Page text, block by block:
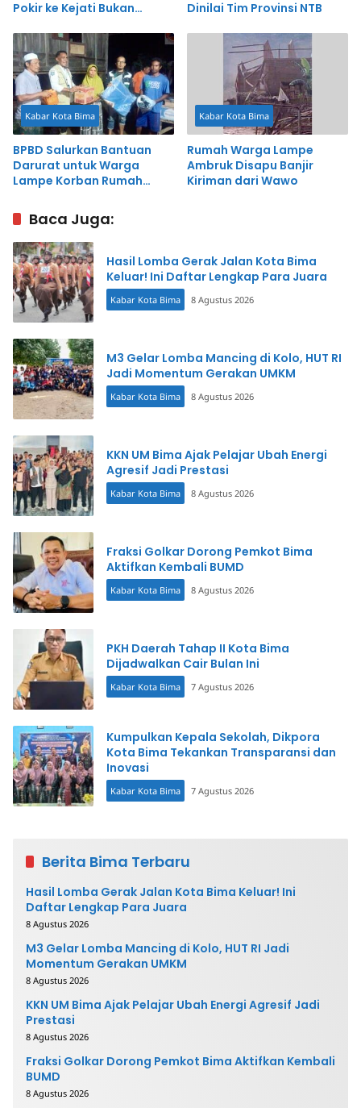
Pokir ke Kejati Bukan
Dinilai Tim Provinsi NTB
Kabar Kota Bima
BPBD Salurkan Bantuan
Darurat untuk Warga
Lampe Korban Rumah
Kabar Kota Bima
Rumah Warga Lampe
Ambruk Disapu Banjir
Kiriman dari Wawo
Baca Juga:
Hasil Lomba Gerak Jalan Kota Bima
Keluar! Ini Daftar Lengkap Para Juara
Kabar Kota Bima 8 Agustus 2026
M3 Gelar Lomba Mancing di Kolo, HUT RI
Jadi Momentum Gerakan UMKM
Kabar Kota Bima 8 Agustus 2026
KKN UM Bima Ajak Pelajar Ubah Energi
Agresif Jadi Prestasi
Kabar Kota Bima 8 Agustus 2026
Fraksi Golkar Dorong Pemkot Bima
Aktifkan Kembali BUMD
Kabar Kota Bima 8 Agustus 2026
PKH Daerah Tahap II Kota Bima
Dijadwalkan Cair Bulan Ini
Kabar Kota Bima 7 Agustus 2026
Kumpulkan Kepala Sekolah, Dikpora
Kota Bima Tekankan Transparansi dan
Inovasi
Kabar Kota Bima 7 Agustus 2026
Berita Bima Terbaru
Hasil Lomba Gerak Jalan Kota Bima Keluar! Ini
Daftar Lengkap Para Juara
8 Agustus 2026
M3 Gelar Lomba Mancing di Kolo, HUT RI Jadi
Momentum Gerakan UMKM
8 Agustus 2026
KKN UM Bima Ajak Pelajar Ubah Energi Agresif Jadi
Prestasi
8 Agustus 2026
Fraksi Golkar Dorong Pemkot Bima Aktifkan Kembali
BUMD
8 Agustus 2026